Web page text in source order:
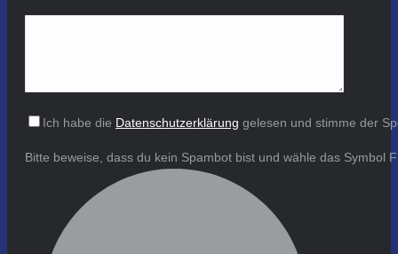
Ich habe die Datenschutzerklärung gelesen und stimme der
Bitte beweise, dass du kein Spambot bist und wähle das Symbol